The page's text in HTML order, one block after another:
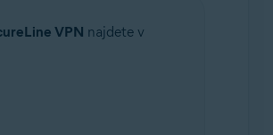
VPN najdete v